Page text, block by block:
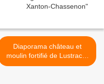
Diaporama château et
moulin fortifié de Lustrac à
Trentels >